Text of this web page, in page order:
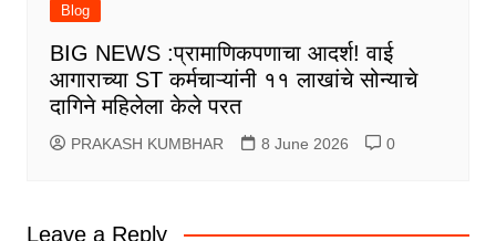
Blog
BIG NEWS :प्रामाणिकपणाचा आदर्श! वाई
आगाराच्या ST कर्मचाऱ्यांनी ११ लाखांचे सोन्याचे
दागिने महिलेला केले परत
PRAKASH KUMBHAR 8 June 2026 0
Leave a Reply